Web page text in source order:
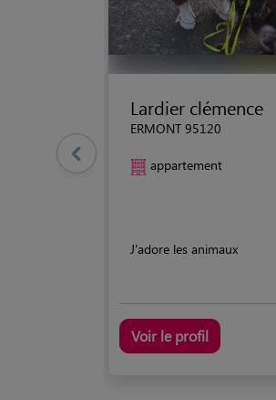
Lardier clémence
ERMONT 95120
appartement
J'adore les animaux
Voir le profil